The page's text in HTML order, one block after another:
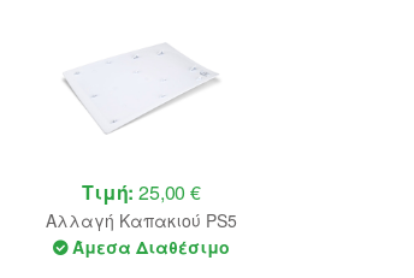
Τιμή:25,00 €
Αλλαγή Καπακιού PS5
Άμεσα Διαθέσιμο